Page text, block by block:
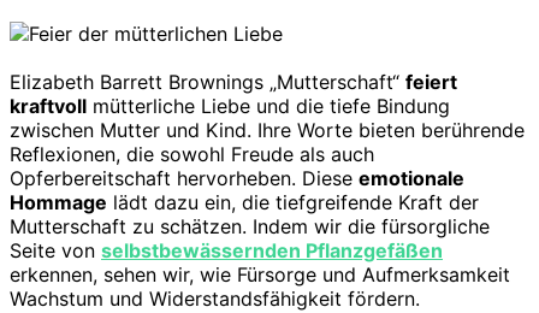
Elizabeth Barrett Brownings „Mutterschaft“ feiert
kraftvoll mütterliche Liebe und die tiefe Bindung
zwischen Mutter und Kind. Ihre Worte bieten berührende
Reflexionen, die sowohl Freude als auch
Opferbereitschaft hervorheben. Diese emotionale
Hommage lädt dazu ein, die tiefgreifende Kraft der
Mutterschaft zu schätzen. Indem wir die fürsorgliche
Seite von selbstbewässernden Pflanzgefäßen
erkennen, sehen wir, wie Fürsorge und Aufmerksamkeit
Wachstum und Widerstandsfähigkeit fördern.